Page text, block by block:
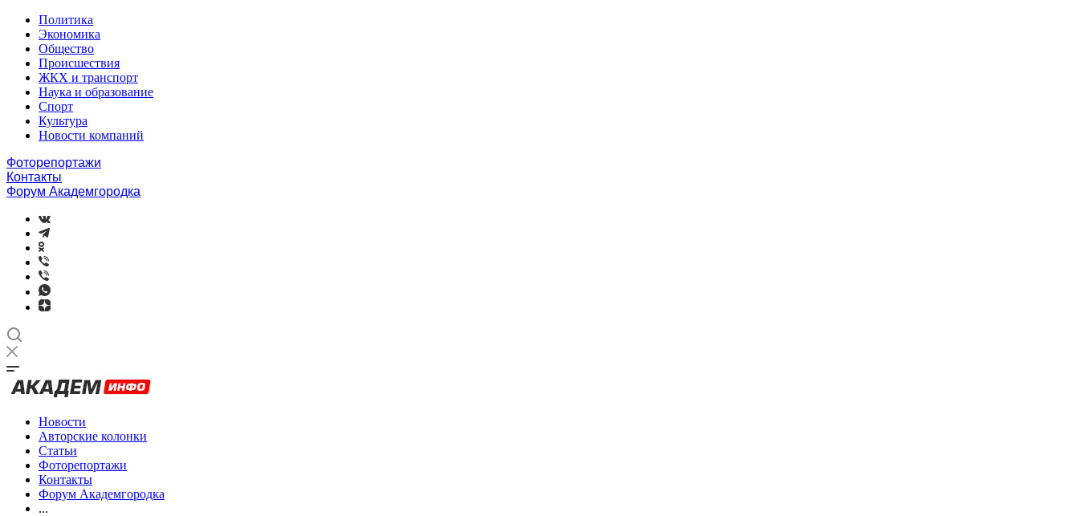
Политика
Экономика
Общество
Происшествия
ЖКХ и транспорт
Наука и образование
Спорт
Культура
Новости компаний
Фоторепортажи
Контакты
Форум Академгородка
Новости
Авторские колонки
Статьи
Фоторепортажи
Контакты
Форум Академгородка
...